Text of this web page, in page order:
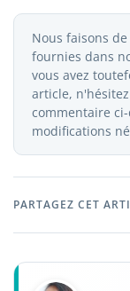
Nous faisons
fournies dans
vous avez
article,
commentaire
modifications
PARTAGEZ CET